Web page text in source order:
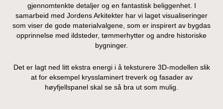
gjennomtenkte detaljer og en fantastisk beliggenhet. I
samarbeid med Jordens Arkitekter har vi laget visualiseringer
som viser de gode materialvalgene, som er inspirert av bygdas
opprinnelse med ildsteder, tømmerhytter og andre historiske
bygninger.
Det er lagt ned litt ekstra energi i å teksturere 3D-modellen slik
at for eksempel krysslaminert treverk og fasader av
høyfjellspanel skal se så bra ut som mulig.